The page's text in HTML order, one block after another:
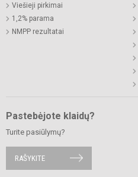
Viešieji pirkimai
1,2% parama
NMPP rezultatai
Pastebėjote klaidų?
Turite pasiūlymų?
RAŠYKITE